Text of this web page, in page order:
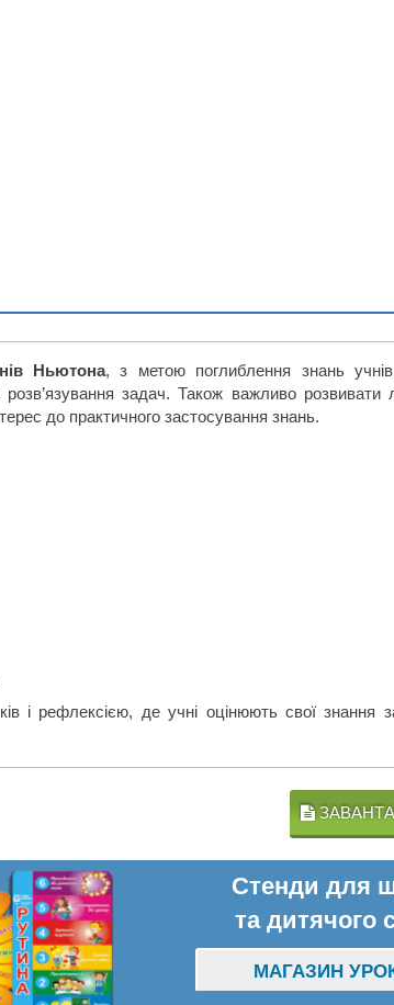
Ньютона, з метою поглиблення знань
задач. Також важливо розвивати
до практичного застосування знань.
і рефлексією, де учні оцінюють свої знання
Стенди для
та дитячого
МАГАЗИН